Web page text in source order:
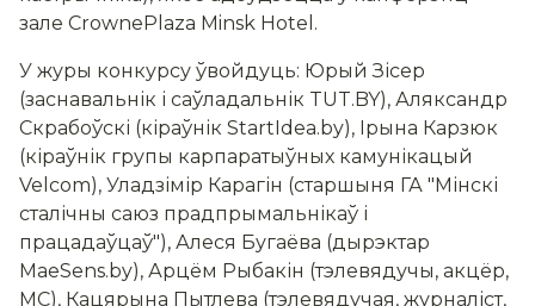
зале CrownePlaza Minsk Hotel.
У журы конкурсу ўвойдуць: Юрый Зісер
(заснавальнік і саўладальнік TUT.BY), Аляксандр
Скрабоўскі (кіраўнік StartIdea.by), Ірына Карзюк
(кіраўнік групы карпаратыўных камунікацый
Velcom), Уладзімір Карагін (старшыня ГА "Мінскі
сталічны саюз прадпрымальнікаў і
працадаўцаў"), Алеся Бугаёва (дырэктар
MaeSens.by), Арцём Рыбакін (тэлевядучы, акцёр,
МС), Кацярына Пытлева (тэлевядучая, журналіст,